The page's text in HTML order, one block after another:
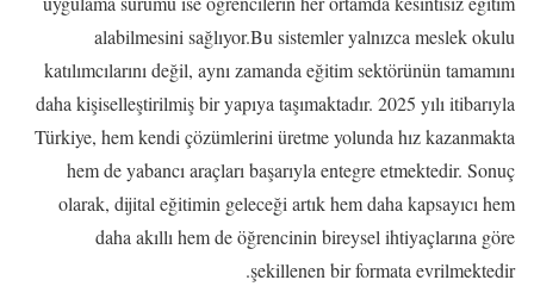
alabilmesini sağlıyor.Bu sistemler yalnızca meslek okulu
katılımcılarını değil, aynı zamanda eğitim sektörünün tamamını
daha kişiselleştirilmiş bir yapıya taşımaktadır. 2025 yılı itibarıyla
Türkiye, hem kendi çözümlerini üretme yolunda hız kazanmakta
hem de yabancı araçları başarıyla entegre etmektedir. Sonuç
olarak, dijital eğitimin geleceği artık hem daha kapsayıcı hem
daha akıllı hem de öğrencinin bireysel ihtiyaçlarına göre
şekillenen bir formata evrilmektedir.